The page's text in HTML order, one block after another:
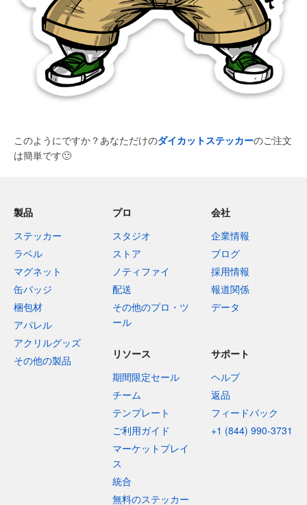
このようにですか？あなただけのダイカットステッカーのご注文
は簡単です🙂
製品
ステッカー
ラベル
マグネット
缶バッジ
梱包材
アパレル
アクリルグッズ
その他の製品
プロ
スタジオ
ストア
ノティファイ
配送
その他のプロ・ツ
ール
会社
企業情報
ブログ
採用情報
報道関係
データ
リソース
期間限定セール
チーム
テンプレート
ご利用ガイド
マーケットプレイ
ス
統合
無料のステッカー
サポート
ヘルプ
返品
フィードバック
+1 (844) 990-3731